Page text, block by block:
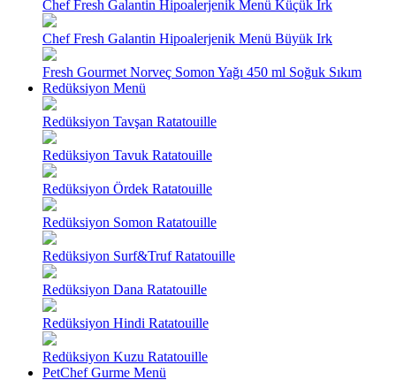
Chef Fresh Galantin Hipoalerjenik Menü Küçük Irk
Chef Fresh Galantin Hipoalerjenik Menü Büyük Irk
Fresh Gourmet Norveç Somon Yağı 450 ml Soğuk Sıkım
Redüksiyon Menü
Redüksiyon Tavşan Ratatouille
Redüksiyon Tavuk Ratatouille
Redüksiyon Ördek Ratatouille
Redüksiyon Somon Ratatouille
Redüksiyon Surf&Truf Ratatouille
Redüksiyon Dana Ratatouille
Redüksiyon Hindi Ratatouille
Redüksiyon Kuzu Ratatouille
PetChef Gurme Menü